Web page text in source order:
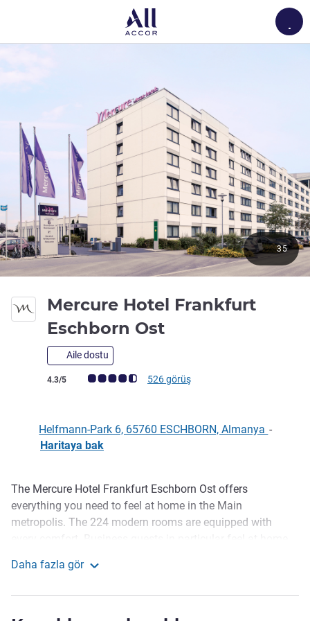
Mercure Hotel Frankfurt
Eschborn Ost
Aile dostu
Avis müşterileri puanı (ALL Puanlama)
4.3/5 526 görüş
35
Helfmann-Park 6, 65760 ESCHBORN, Almanya -
Haritaya bak
Açıklama
The Mercure Hotel Frankfurt Eschborn Ost offers
everything you need to feel at home in the Main
metropolis. The 224 modern rooms are equipped with
outdoor swimming pool. The Big Ebbel restaurant
Our hotel is centrally located in the financial center of
Daha fazla gör